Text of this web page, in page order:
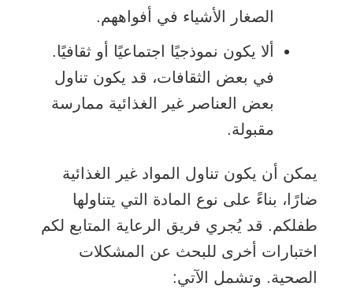
الصغار الأشياء في أفواههم.
ألا يكون نموذجيًا اجتماعيًا أو ثقافيًا.
في بعض الثقافات، قد يكون تناول
بعض العناصر غير الغذائية ممارسة
مقبولة.
يمكن أن يكون تناول المواد غير الغذائية
ضارًا، بناءً على نوع المادة التي يتناولها
طفلكم. قد يُجري فريق الرعاية المتابع لكم
اختبارات أخرى للبحث عن المشكلات
الصحية. وتشمل الآتي: